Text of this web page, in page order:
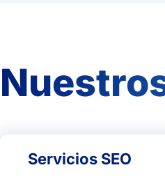
Servicios SEO